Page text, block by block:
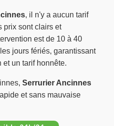
, il n'y a aucun tarif
prix sont clairs et
est de 10 à 40
jours fériés, garantissant
et un tarif honnête.
Serrurier Ancinnes
et sans mauvaise